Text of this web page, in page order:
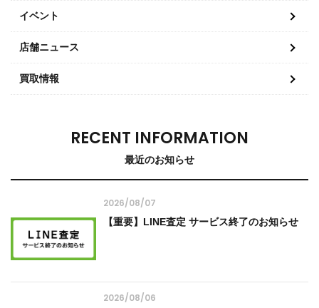
イベント
店舗ニュース
買取情報
RECENT INFORMATION
最近のお知らせ
2026/08/07
【重要】LINE査定 サービス終了のお知らせ
2026/08/06